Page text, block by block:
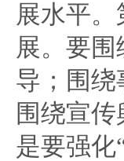
展水平
展。要
导；围绕
围绕宣
是要强化